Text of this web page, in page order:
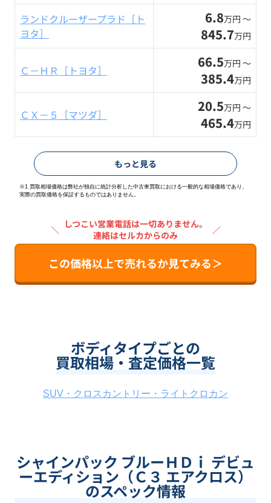
ランドクルーザープラド［ト
ヨタ］
6.8万円 〜
845.7万円
Ｃ－ＨＲ［トヨタ］ 66.5万円 〜
385.4万円
ＣＸ－５［マツダ］ 20.5万円 〜
465.4万円
もっと見る
※1 買取相場価格は弊社が独自に統計分析した中古車買取における一般的な相場価格であり、
実際の買取価格を保証するものではありません。
＼ しつこい営業電話は一切ありません。
連絡はセルカからのみ
／
この価格以上で売れるか見てみる＞
ボディタイプごとの
買取相場・査定価格一覧
SUV・クロスカントリー・ライトクロカン
シャインパック ブルーＨＤｉ デビュ
ーエディション（Ｃ３ エアクロス）
のスペック情報